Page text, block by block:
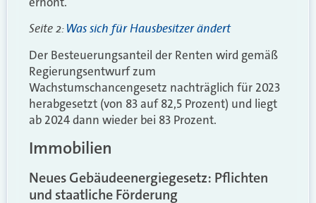
Seite 2:Was sich für Hausbesitzer ändert
Der Besteuerungsanteil der Renten wird gemäß
Regierungsentwurf zum
Wachstumschancengesetz nachträglich für 2023
herabgesetzt (von 83 auf 82,5 Prozent) und liegt
ab 2024 dann wieder bei 83 Prozent.
Immobilien
Neues Gebäudeenergiegesetz: Pflichten
und staatliche Förderung